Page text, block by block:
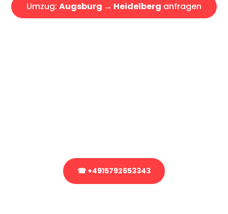
Umzug: Augsburg → Heidelberg anfragen
☎ +4915792653343